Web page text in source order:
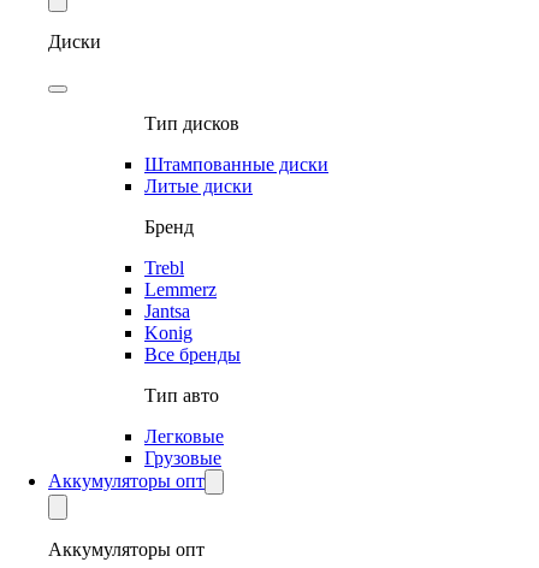
Диски
Тип дисков
Штампованные диски
Литые диски
Бренд
Trebl
Lemmerz
Jantsa
Konig
Все бренды
Тип авто
Легковые
Грузовые
Аккумуляторы опт
Аккумуляторы опт